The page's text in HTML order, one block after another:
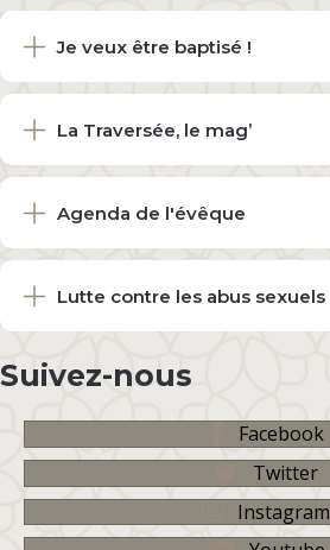
Je veux être baptisé !
La Traversée, le mag’
Agenda de l'évêque
Lutte contre les abus sexuels
Suivez-nous
Facebook
Twitter
Instagram